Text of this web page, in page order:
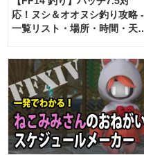
応！ヌシ＆オオヌシ釣り攻略 -
一覧リスト・場所・時間・天